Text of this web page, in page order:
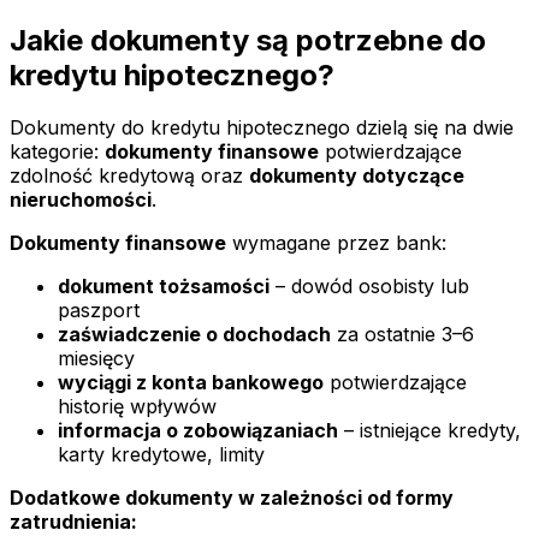
Jakie dokumenty są potrzebne do
kredytu hipotecznego?
Dokumenty do kredytu hipotecznego dzielą się na dwie
kategorie: dokumenty finansowe potwierdzające
zdolność kredytową oraz dokumenty dotyczące
nieruchomości.
Dokumenty finansowe wymagane przez bank:
dokument tożsamości – dowód osobisty lub
paszport
zaświadczenie o dochodach za ostatnie 3–6
miesięcy
wyciągi z konta bankowego potwierdzające
historię wpływów
informacja o zobowiązaniach – istniejące kredyty,
karty kredytowe, limity
Dodatkowe dokumenty w zależności od formy
zatrudnienia: